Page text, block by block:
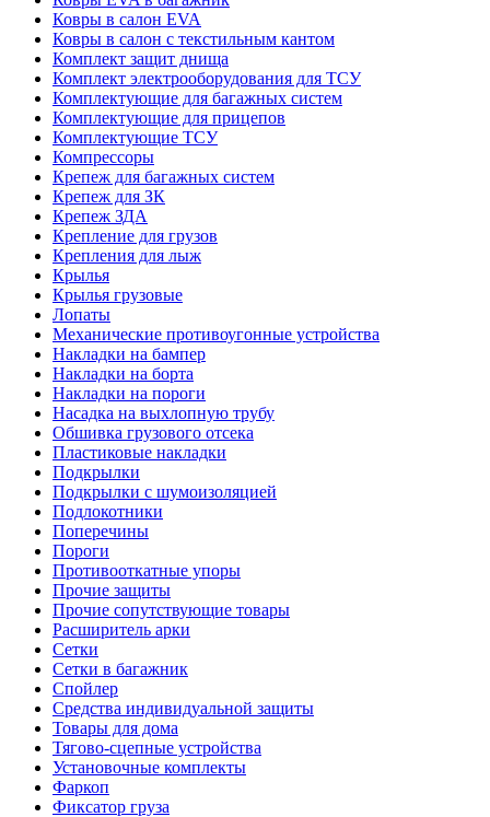
Ковры в салон EVA
Ковры в салон с текстильным кантом
Комплект защит днища
Комплект электрооборудования для ТСУ
Комплектующие для багажных систем
Комплектующие для прицепов
Комплектующие ТСУ
Компрессоры
Крепеж для багажных систем
Крепеж для ЗК
Крепеж ЗДА
Крепление для грузов
Крепления для лыж
Крылья
Крылья грузовые
Лопаты
Механические противоугонные устройства
Накладки на бампер
Накладки на борта
Накладки на пороги
Насадка на выхлопную трубу
Обшивка грузового отсека
Пластиковые накладки
Подкрылки
Подкрылки с шумоизоляцией
Подлокотники
Поперечины
Пороги
Противооткатные упоры
Прочие защиты
Прочие сопутствующие товары
Расширитель арки
Сетки
Сетки в багажник
Спойлер
Средства индивидуальной защиты
Товары для дома
Тягово-сцепные устройства
Установочные комплекты
Фаркоп
Фиксатор груза